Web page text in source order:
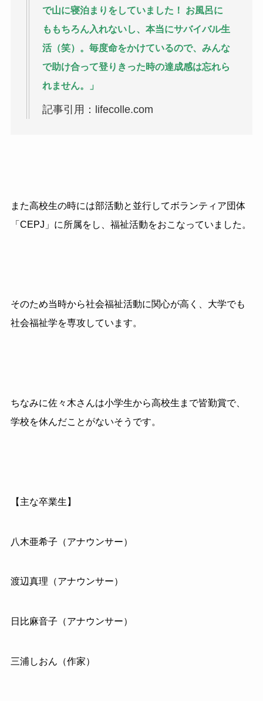
で山に寝泊まりをしていました！ お風呂に
ももちろん入れないし、本当にサバイバル生
活（笑）。毎度命をかけているので、みんな
で助け合って登りきった時の達成感は忘れら
れません。」
記事引用：lifecolle.com
また高校生の時には部活動と並行してボランティア団体
「CEPJ」に所属をし、福祉活動をおこなっていました。
そのため当時から社会福祉活動に関心が高く、大学でも
社会福祉学を専攻しています。
ちなみに佐々木さんは小学生から高校生まで皆勤賞で、
学校を休んだことがないそうです。
【主な卒業生】
八木亜希子（アナウンサー）
渡辺真理（アナウンサー）
日比麻音子（アナウンサー）
三浦しおん（作家）